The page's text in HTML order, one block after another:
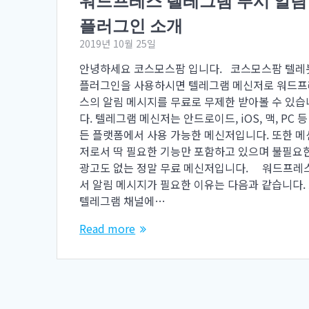
플러그인 소개
2019년 10월 25일
안녕하세요 코스모스팜 입니다. 코스모스팜 텔레
플러그인을 사용하시면 텔레그램 메신저로 워드
스의 알림 메시지를 무료로 무제한 받아볼 수 있습
다. 텔레그램 메신저는 안드로이드, iOS, 맥, PC
든 플랫폼에서 사용 가능한 메신저입니다. 또한 메
저로서 딱 필요한 기능만 포함하고 있으며 불필요
광고도 없는 정말 무료 메신저입니다. 워드프레
서 알림 메시지가 필요한 이유는 다음과 같습니다.
텔레그램 채널에…
Read more